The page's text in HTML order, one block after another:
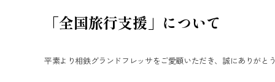
「全国旅行支援」について
平素より相鉄グランドフレッサをご愛顧いただき、誠にありがと